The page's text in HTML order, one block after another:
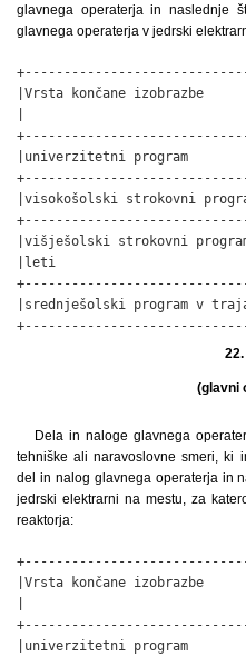
glavnega operaterja in naslednje
glavnega operaterja v jedrski
|Vrsta končane
|
|univerzitetni
|visokošolski strokovni
|višješolski strokovni
|leti
|srednješolski program
(glavni
Dela in naloge glavnega
tehniške ali naravoslovne smeri, ki
del in nalog glavnega operaterja in
jedrski elektrarni na mestu, za
reaktorja:
|Vrsta končane
|
|univerzitetni